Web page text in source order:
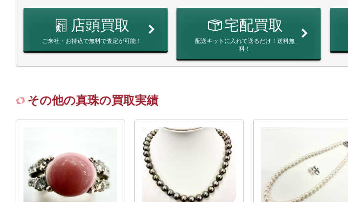
店頭買取
ご来社・お持込で無料で査定が可能！
宅配買取
配送キットに入れて送るだけ！送料無
料！
その他の真珠の買取実績